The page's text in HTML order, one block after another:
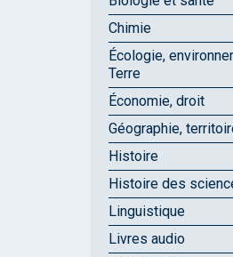
Chimie
Écologie,
Terre
Économie, droit
Géographie,
Histoire
Histoire des
Linguistique
Livres audio